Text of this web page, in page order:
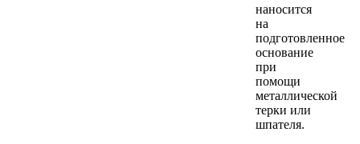
наносится
на
подготовленное
основание
при
помощи
металлической
терки или
шпателя.